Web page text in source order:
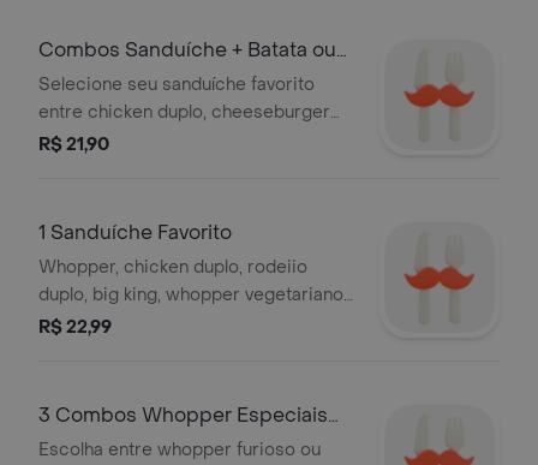
Combos Sanduíche + Batata ou
Bebida
Selecione seu sanduíche favorito
entre chicken duplo, cheeseburger
duplo, rodeiio duplo, big king ou
ou uma bebida. a combinação ideal
clássico e cheio de sabor do jeito
que quiser
R$ 21,90
1 Sanduíche Favorito
Whopper, chicken duplo, rodeiio
duplo, big king, whopper vegetariano,
stacker duplo ou cheeseburger
saborear exatamente do seu jeito!
R$ 22,99
3 Combos Whopper Especiais
com Batata
Escolha entre whopper furioso ou